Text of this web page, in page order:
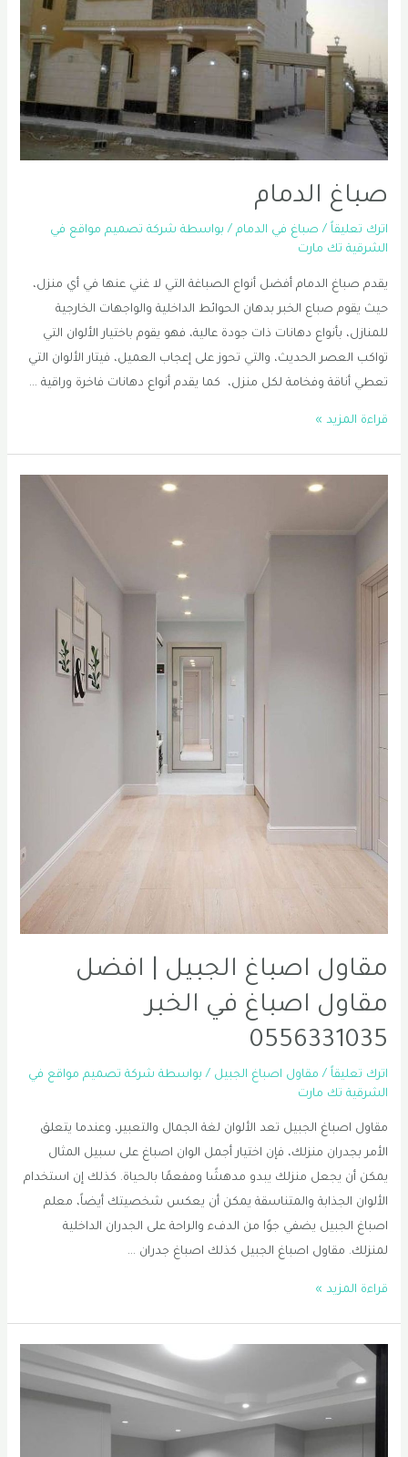
في
الدمام
0556331035
صباغ الدمام
اترك تعليقاً / صباغ في الدمام / بواسطة شركة تصميم مواقع في
الشرقية تك مارت
يقدم صباغ الدمام أفضل أنواع الصباغة التي لا غني عنها في أي منزل،
حيث يقوم صباع الخبر بدهان الحوائط الداخلية والواجهات الخارجية
للمنازل، بأنواع دهانات ذات جودة عالية، فهو يقوم باختيار الألوان التي
تواكب العصر الحديث، والتي تحوز على إعجاب العميل، فيتار الألوان التي
تعطي أناقة وفخامة لكل منزل، كما يقدم أنواع دهانات فاخرة وراقية …
صباغ
قراءة المزيد »
مقاول اصباغ الجبيل | افضل
مقاول اصباغ في الخبر
0556331035
اترك تعليقاً / مقاول اصباغ الجبيل / بواسطة شركة تصميم مواقع في
الشرقية تك مارت
مقاول اصباغ الجبيل تعد الألوان لغة الجمال والتعبير، وعندما يتعلق
الأمر بجدران منزلك، فإن اختيار أجمل الوان اصباغ على سبيل المثال
يمكن أن يجعل منزلك يبدو مدهشًا ومفعمًا بالحياة. كذلك إن استخدام
الألوان الجذابة والمتناسقة يمكن أن يعكس شخصيتك أيضاً، معلم
اصباغ الجبيل يضفي جوًا من الدفء والراحة على الجدران الداخلية
لمنزلك. مقاول اصباغ الجبيل كذلك اصباغ جدران …
مقاول
افضل
قراءة المزيد »